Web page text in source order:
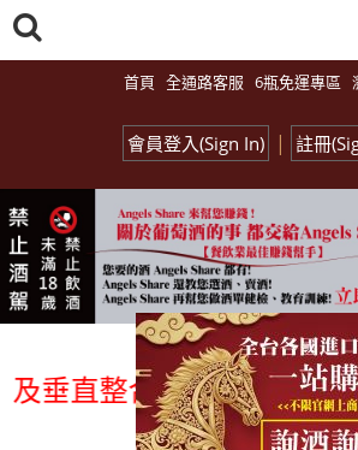
首頁 全通路客服 6瓶免運專區
會員登入(Sign In) | 註冊
整合、一次購足」各國
總覽-促銷&活動